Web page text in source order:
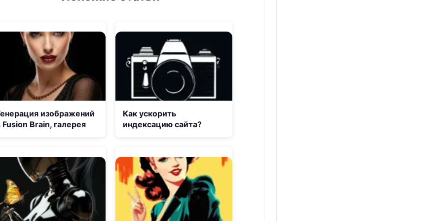
изображений
Fusion Brain, галерея
Как ускорить
индексацию сайта?